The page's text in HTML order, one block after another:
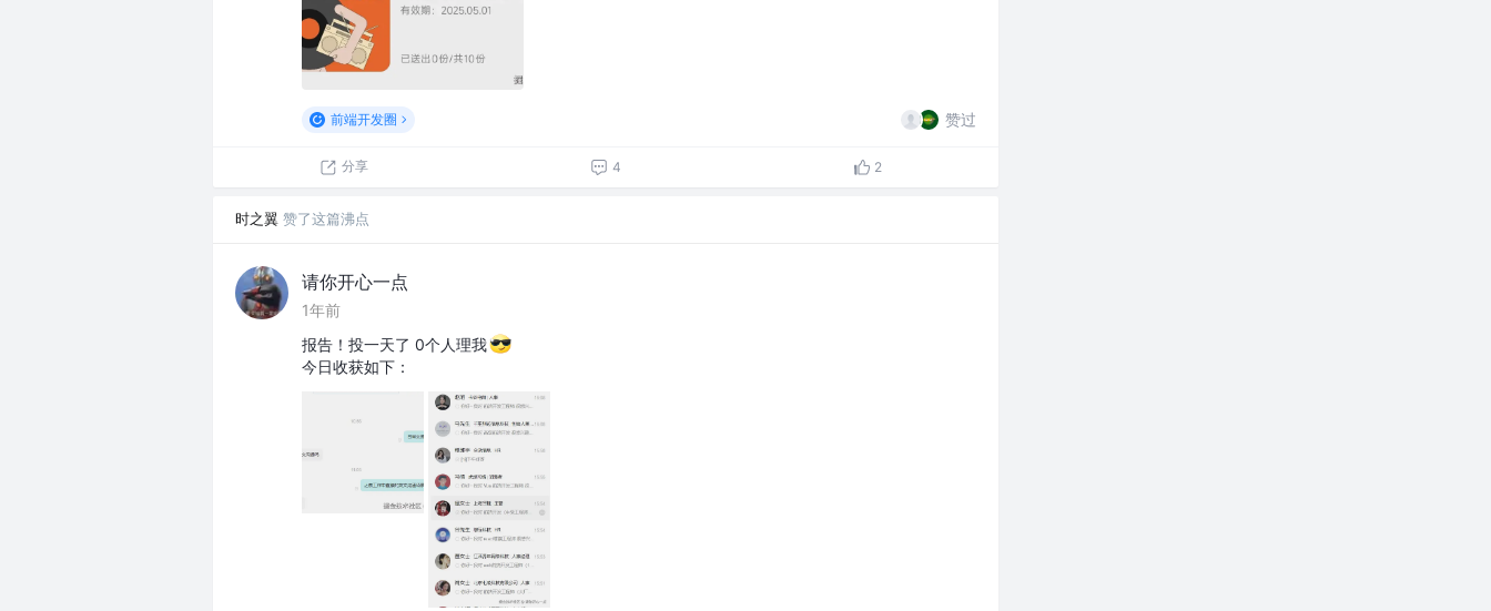
前端开发圈 赞过
分享 4 2
时之翼 赞了这篇沸点
请你开心一点
1年前
报告！投一天了 0个人理我
今日收获如下：